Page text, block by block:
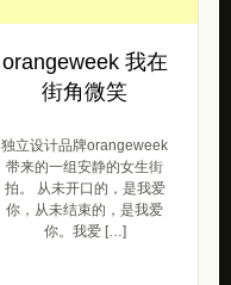
orangeweek 我在
街角微笑
独立设计品牌orangeweek
带来的一组安静的女生街
拍。 从未开口的，是我爱
你，从未结束的，是我爱
你。我爱 […]